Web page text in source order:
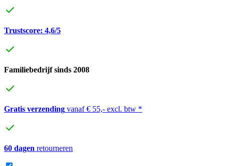
Trustscore: 4,6/5
Familiebedrijf sinds 2008
Gratis verzending vanaf € 55,- excl. btw *
60 dagen retourneren